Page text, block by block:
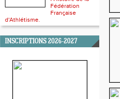
Fédération
Française
d'Athlétisme.
INSCRIPTIONS 2026-2027